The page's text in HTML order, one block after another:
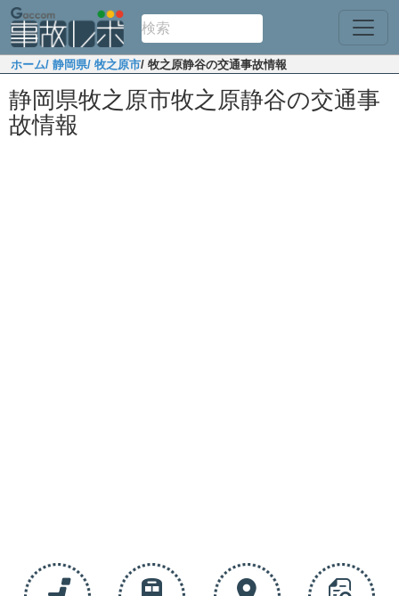
ホーム/ 静岡県/ 牧之原市/ 牧之原静谷の交通事故情報
静岡県牧之原市牧之原静谷の交通事
故情報